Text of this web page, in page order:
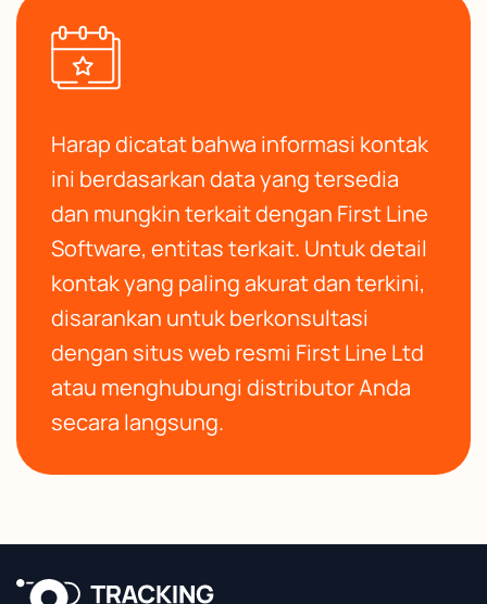
Harap dicatat bahwa informasi kontak
ini berdasarkan data yang tersedia
dan mungkin terkait dengan First Line
Software, entitas terkait. Untuk detail
kontak yang paling akurat dan terkini,
disarankan untuk berkonsultasi
dengan situs web resmi First Line Ltd
atau menghubungi distributor Anda
secara langsung.